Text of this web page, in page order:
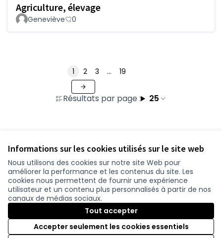
Informations sur les cookies utilisés sur le site web
Nous utilisons des cookies sur notre site Web pour
améliorer la performance et les contenus du site. Les
cookies nous permettent de fournir une expérience
utilisateur et un contenu plus personnalisés à partir de nos
canaux de médias sociaux.
Tout accepter
Accepter seulement les cookies essentiels
Agriculture, élevage
Geneviève 0
Résultats par page : 25
1 2 3 … 19
Conditions d'utilisation
Paramètres des cookies
participer.loire-atlantique.fr sur Facebook
(Nouvelle fenêtre)
participer.loire-atlantique.fr sur Instagram
(Nouvelle fenêtre)
participer.loire-atlantique.fr sur YouTube
(Nouvelle fenêtre)